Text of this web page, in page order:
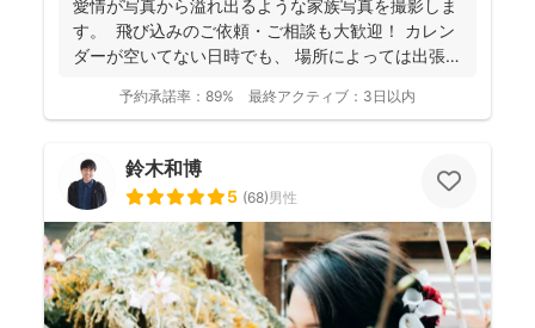
し、クオリティ高いお写真をお届けされています(^^)
愛情が写真から溢れ出るような家族写真を撮影しま
す。 飛び込みのご依頼・ご相談も大歓迎！ カレン
ダーが空いてない日時でも、 場所によっては出張で
予約承諾率： 89% 最終アクティブ： 3日以内
鈴木和博
5 (68)男性